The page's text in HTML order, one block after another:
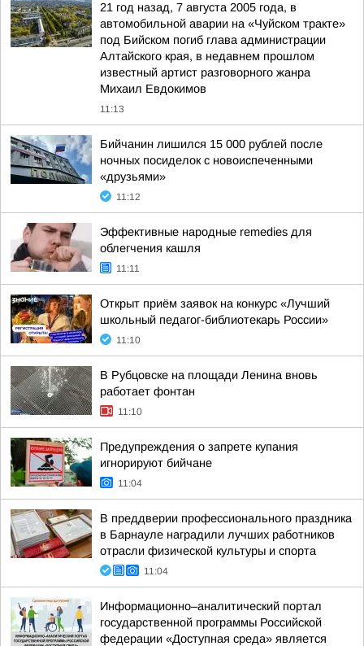
21 год назад, 7 августа 2005 года, в
автомобильной аварии на «Чуйском тракте»
под Бийском погиб глава администрации
Алтайского края, в недавнем прошлом
известный артист разговорного жанра
Михаил Евдокимов
11:13
Бийчанин лишился 15 000 рублей после
ночных посиделок с новоиспеченными
«друзьями»
11:12
Эффективные народные remedies для
облегчения кашля
11:11
Открыт приём заявок на конкурс «Лучший
школьный педагог-библиотекарь России»
11:10
В Рубцовске на площади Ленина вновь
работает фонтан
11:10
Предупреждения о запрете купания
игнорируют бийчане
11:04
В преддверии профессионального праздника
в Барнауле наградили лучших работников
отрасли физической культуры и спорта
11:04
Информационно–аналитический портал
государственной программы Российской
федерации «Доступная среда» является